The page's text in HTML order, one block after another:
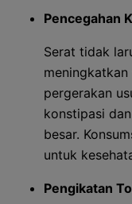
Pencegahan
Serat tidak
pergerakan
konstipasi
besar.
untuk
Pengikatan